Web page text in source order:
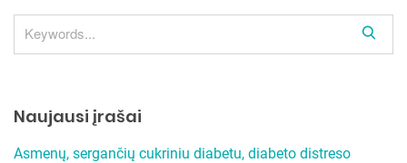
e
Naujausi įrašai
Asmenų, sergančių cukriniu diabetu, diabeto distreso